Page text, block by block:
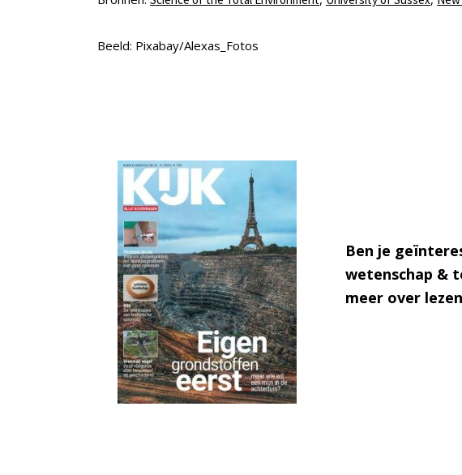
Beeld: Pixabay/Alexas_Fotos
Ben je
wetenschap &
meer over